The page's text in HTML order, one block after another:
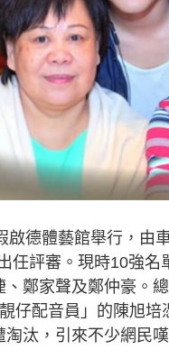
德體藝館舉行，由
任評審。現時10強名
鄭家聲及鄭仲豪。
仔配音員」的陳旭培
汰，引來不少網民嘆